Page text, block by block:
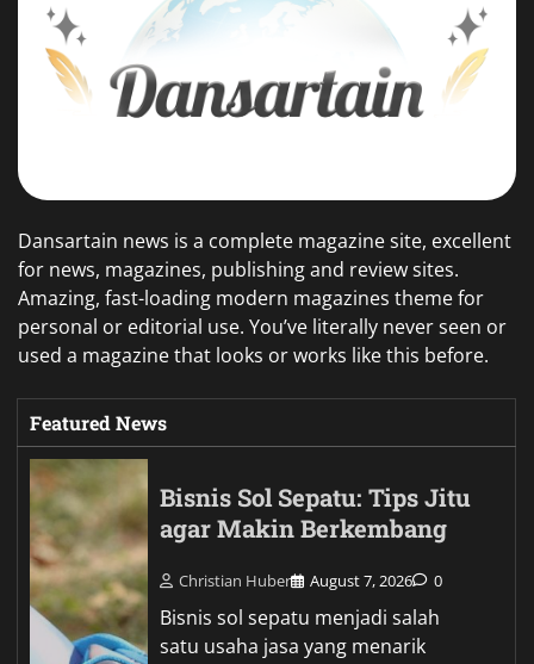
Dansartain news is a complete magazine site, excellent
for news, magazines, publishing and review sites.
Amazing, fast-loading modern magazines theme for
personal or editorial use. You’ve literally never seen or
used a magazine that looks or works like this before.
Featured News
Bisnis Sol Sepatu: Tips Jitu
agar Makin Berkembang
Christian Huber August 7, 2026 0
Bisnis sol sepatu menjadi salah
satu usaha jasa yang menarik